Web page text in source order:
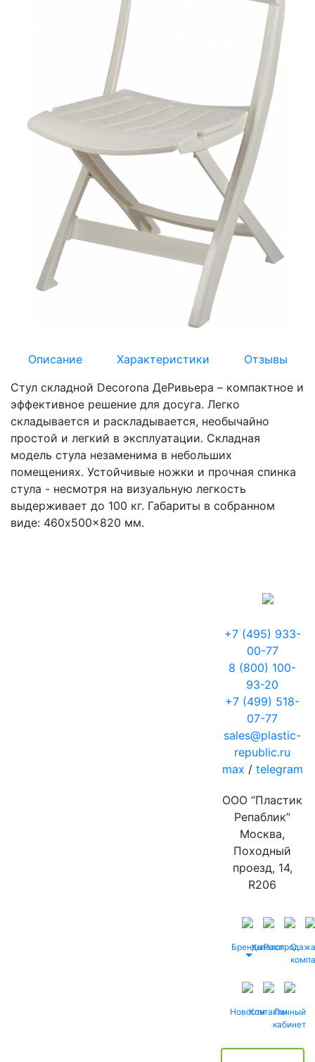
Описание Характеристики
Отзывы
Стул складной Decorona ДеРивьера – компактное и
эффективное решение для досуга. Легко
складывается и раскладывается, необычайно
простой и легкий в эксплуатации. Складная
модель стула незаменима в небольших
помещениях. Устойчивые ножки и прочная спинка
стула - несмотря на визуальную легкость
выдерживает до 100 кг. Габариты в собранном
виде: 460x500x820 мм.
+7 (495) 933-
00-77
8 (800) 100-
93-20
+7 (499) 518-
07-77
sales@plastic-
republic.ru
max / telegram
ООО “Пластик
Репаблик”
Москва,
Походный
проезд, 14,
R206
БрендыКаталог
Распродажа
О
НовостиКонтактыЛичный
кабинет